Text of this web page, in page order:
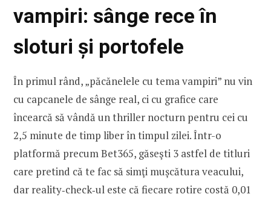
vampiri: sânge rece în
sloturi și portofele
În primul rând, „păcănelele cu tema vampiri” nu vin
cu capcanele de sânge real, ci cu grafice care
încearcă să vândă un thriller nocturn pentru cei cu
2,5 minute de timp liber în timpul zilei. Într-o
platformă precum Bet365, găseşti 3 astfel de titluri
care pretind că te fac să simţi mușcătura veacului,
dar reality‑check‑ul este că fiecare rotire costă 0,01